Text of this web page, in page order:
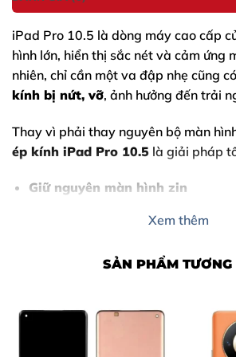
iPad Pro 10.5 là dòng máy cao cấp
hình lớn, hiển thị sắc nét và cảm ứng
nhiên, chỉ cần một va đập nhẹ cũng
kính bị nứt, vỡ, ảnh hưởng đến trải
Thay vì phải thay nguyên bộ màn
ép kính iPad Pro 10.5 là giải pháp
Giữ nguyên màn hình zin
Tiết kiệm đến 50–70% chi phí
nhiều năm qua.
Xem thêm
SẢN PHẨM TƯƠNG